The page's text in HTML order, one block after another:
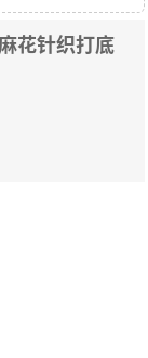
花针织打底